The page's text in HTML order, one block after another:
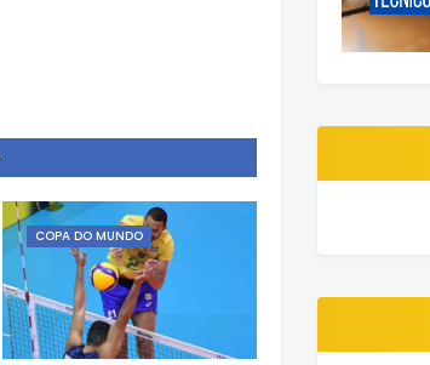
COPA DO MUNDO